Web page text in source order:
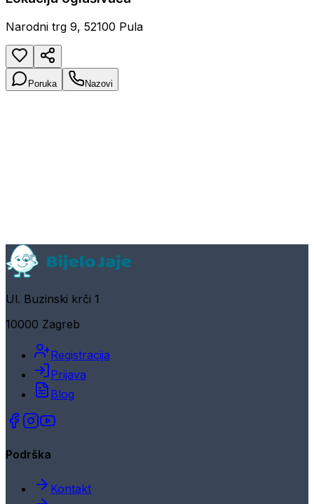
Narodni trg 9, 52100 Pula
Poruka Nazovi
Ul. Buzinski krči 1
10000 Zagreb
Registracija
Prijava
Blog
Podrška
Kontakt